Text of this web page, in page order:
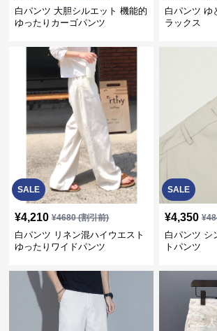
白パンツ 大胆シルエット 機能的
ゆったりカーゴパンツ
白パンツ ゆ
ラックス
SALE
¥4,210 ¥4680(割引前)
白パンツ リネン混ハイウエスト
ゆったりワイドパンツ
SALE
¥4,350 ¥
白パンツ シ
トパンツ